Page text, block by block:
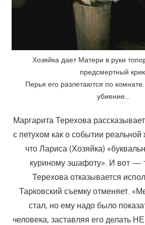
Хозяйка дает Матери в руки
предсмертный крик.
Перья его разлетаются по
убиение…
Маргарита Терехова
с петухом как о событии
что Лариса (Хозяйка)
куриному эшафоту». И вот —
Терехова отказывается
Тарковский съемку отменяет.
стал, но ему надо было
человека, заставляя его